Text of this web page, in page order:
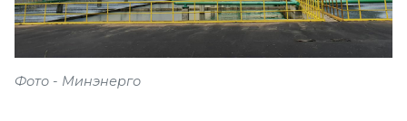
Фото - Минэнерго